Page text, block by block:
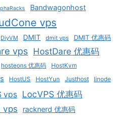
Bandwagonhost
vps
DiyVM DMIT dmit vps DMIT 优惠码
vps HostDare 优惠码
hosteons 优惠码 HostKvm
HostUS HostYun Justhost linode
vps LocVPS 优惠码
vps racknerd 优惠码